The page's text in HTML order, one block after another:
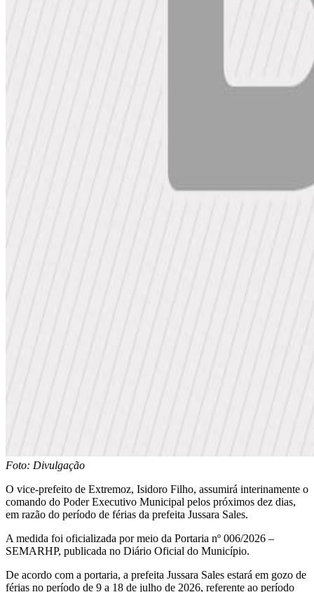
Foto: Divulgação
O vice-prefeito de Extremoz, Isidoro Filho, assumirá interinamente o
comando do Poder Executivo Municipal pelos próximos dez dias,
em razão do período de férias da prefeita Jussara Sales.
A medida foi oficializada por meio da Portaria nº 006/2026 –
SEMARHP, publicada no Diário Oficial do Município.
De acordo com a portaria, a prefeita Jussara Sales estará em gozo de
férias no período de 9 a 18 de julho de 2026, referente ao período